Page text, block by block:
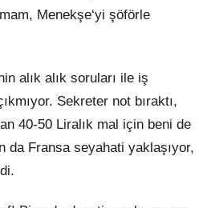
Menekşe‘yi şöförle
alık alık soruları ile iş
Sekreter not bıraktı,
40-50 Liralık mal için beni de
da Fransa seyahati yaklaşıyor,